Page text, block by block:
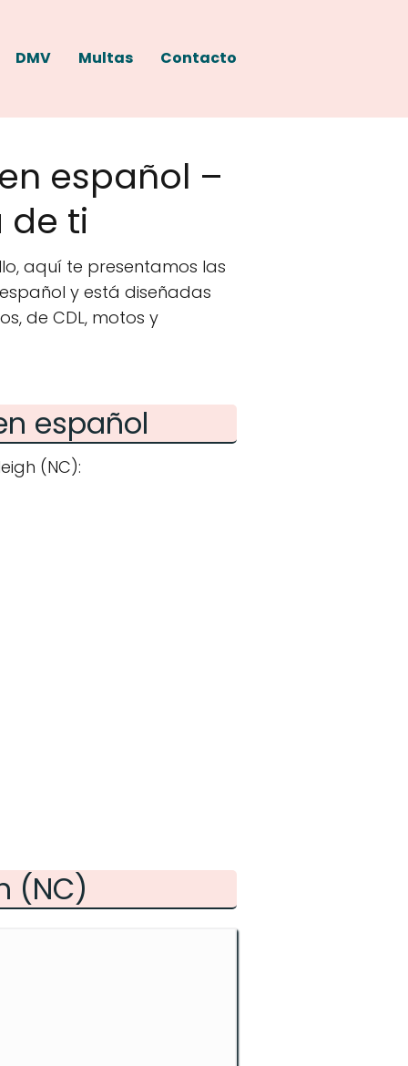
DMV Multas Contacto
español –
de ti
aquí te presentamos las
y está diseñadas
de CDL, motos y
español
(NC):
(NC)